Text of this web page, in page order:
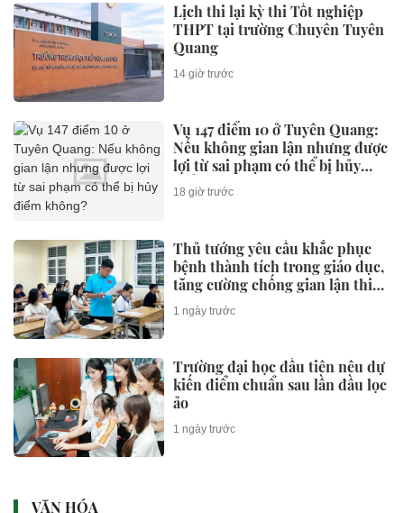
Lịch thi lại kỳ thi Tốt nghiệp
THPT tại trường Chuyên Tuyên
Quang
14 giờ trước
Vụ 147 điểm 10 ở Tuyên Quang:
Nếu không gian lận nhưng được
lợi từ sai phạm có thể bị hủy
điểm không?
18 giờ trước
Thủ tướng yêu cầu khắc phục
bệnh thành tích trong giáo dục,
tăng cường chống gian lận thi
cử và lạm thu
1 ngày trước
Trường đại học đầu tiên nêu dự
kiến điểm chuẩn sau lần đầu lọc
ảo
1 ngày trước
VĂN HÓA